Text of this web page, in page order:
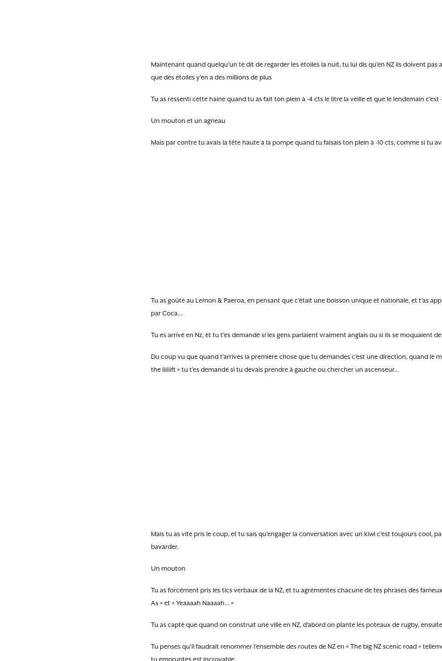
Maintenant quand quelqu’un te dit de regarder les étoiles la nuit, tu lui dis qu’en NZ ils doivent pas
que des étoiles y’en a des millions de plus
Tu as ressenti cette haine quand tu as fait ton plein à -4 cts le litre la veille et que le lendemain c’est
Un mouton et un agneau
Mais par contre tu avais la tête haute à la pompe quand tu faisais ton plein à -10 cts, comme si tu
Tu as goûté au Lemon & Paeroa, en pensant que c’était une boisson unique et nationale, et t’as
par Coca…
Tu es arrivé en Nz, et tu t’es demandé si les gens parlaient vraiment anglais ou si ils se moquaient
Du coup vu que quand t’arrives la première chose que tu demandes c’est une direction, quand le
the liiiiift » tu t’es demandé si tu devais prendre à gauche ou chercher un ascenseur…
Mais tu as vite pris le coup, et tu sais qu’engager la conversation avec un kiwi c’est toujours cool,
bavarder.
Un mouton
Tu as forcément pris les tics verbaux de la NZ, et tu agrémentes chacune de tes phrases des fameux
As » et « Yeaaaah Naaaah… »
Tu as capté que quand on construit une ville en NZ, d’abord on plante les poteaux de rugby,
Tu penses qu’il faudrait renommer l’ensemble des routes de NZ en « The big NZ scenic road »
tu empruntes est incroyable.